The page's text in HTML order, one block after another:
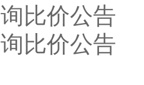
询比价公告
询比价公告